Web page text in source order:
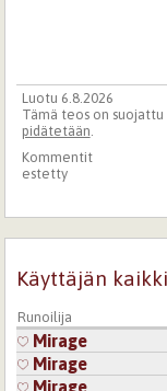
Luotu 6.8.2026
Tämä teos on
pidätetään.
Kommentit
estetty
Käyttäjän
Runoilija
Mirage
Mirage
Mirage